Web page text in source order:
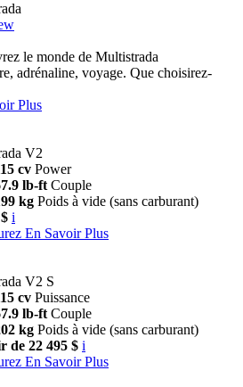
le monde de Multistrada
adrénaline, voyage. Que choisirez-
Plus
V2
cv Power
lb-ft Couple
kg Poids à vide (sans carburant)
i
En Savoir Plus
V2 S
cv Puissance
lb-ft Couple
kg Poids à vide (sans carburant)
de 22 495 $ i
En Savoir Plus